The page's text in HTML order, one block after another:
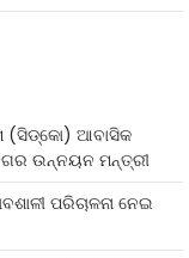
(ସିଡ୍‌କୋ) ଆବାସିକ
ଉନ୍ନୟନ ମନ୍ତ୍ରୀ
ପରିଚାଳନା ନେଇ